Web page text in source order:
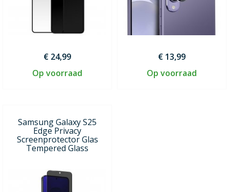
€ 24,99
Op voorraad
€ 13,99
Op voorraad
Samsung Galaxy S25
Edge Privacy
Screenprotector Glas
Tempered Glass